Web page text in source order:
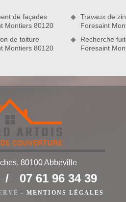
disposition ses services de
de nettoyage de toiture ?
de façades
Montiers 80120
de toiture
Montiers 80120
Travaux de
Foresaint
Recherche
Foresaint
80100 Abbeville
/ 07 61 96 34 39
- MENTIONS LÉGALES